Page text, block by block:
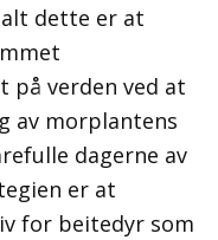
dette er at
på verden ved at
av morplantens
dagerne av
er at
for beitedyr som